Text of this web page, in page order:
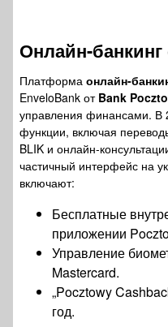
Онлайн-банкинг
Платформа онлайн-
EnveloBank от Bank
управления финансами. В
функции, включая
BLIK и онлайн-
частичный интерфейс на
включают:
Бесплатные
приложении
Управление
Mastercard.
„Pocztowy
год.